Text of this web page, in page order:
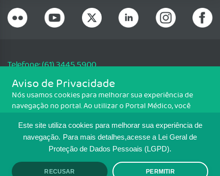
Este site utiliza cookies para melhorar sua experiência de
navegação. Para mais detalhes,acesse a Lei Geral de
Proteção de Dados Pessoais (LGPD).
RECUSAR PERMITIR
Telefone: (61) 3445 5900
Email: cfm@portalmedico.org.br
SGAS 616, Conjunto D, Lote 115, L2 Sul, Brasília/DF - CEP: 70200-760 -
CNPJ: 33.583.550/0001-30
MAPA DO SITE
TRANSPARÊNCIA E PRESTAÇÃO DE
Aviso de Privacidade
Nós usamos cookies para melhorar sua experiência de
navegação no portal. Ao utilizar o Portal Médico, você
Para ter mais informações sobre como isso é feito, acesse
Política de cookies. Se você concorda, clique em ACEITO.